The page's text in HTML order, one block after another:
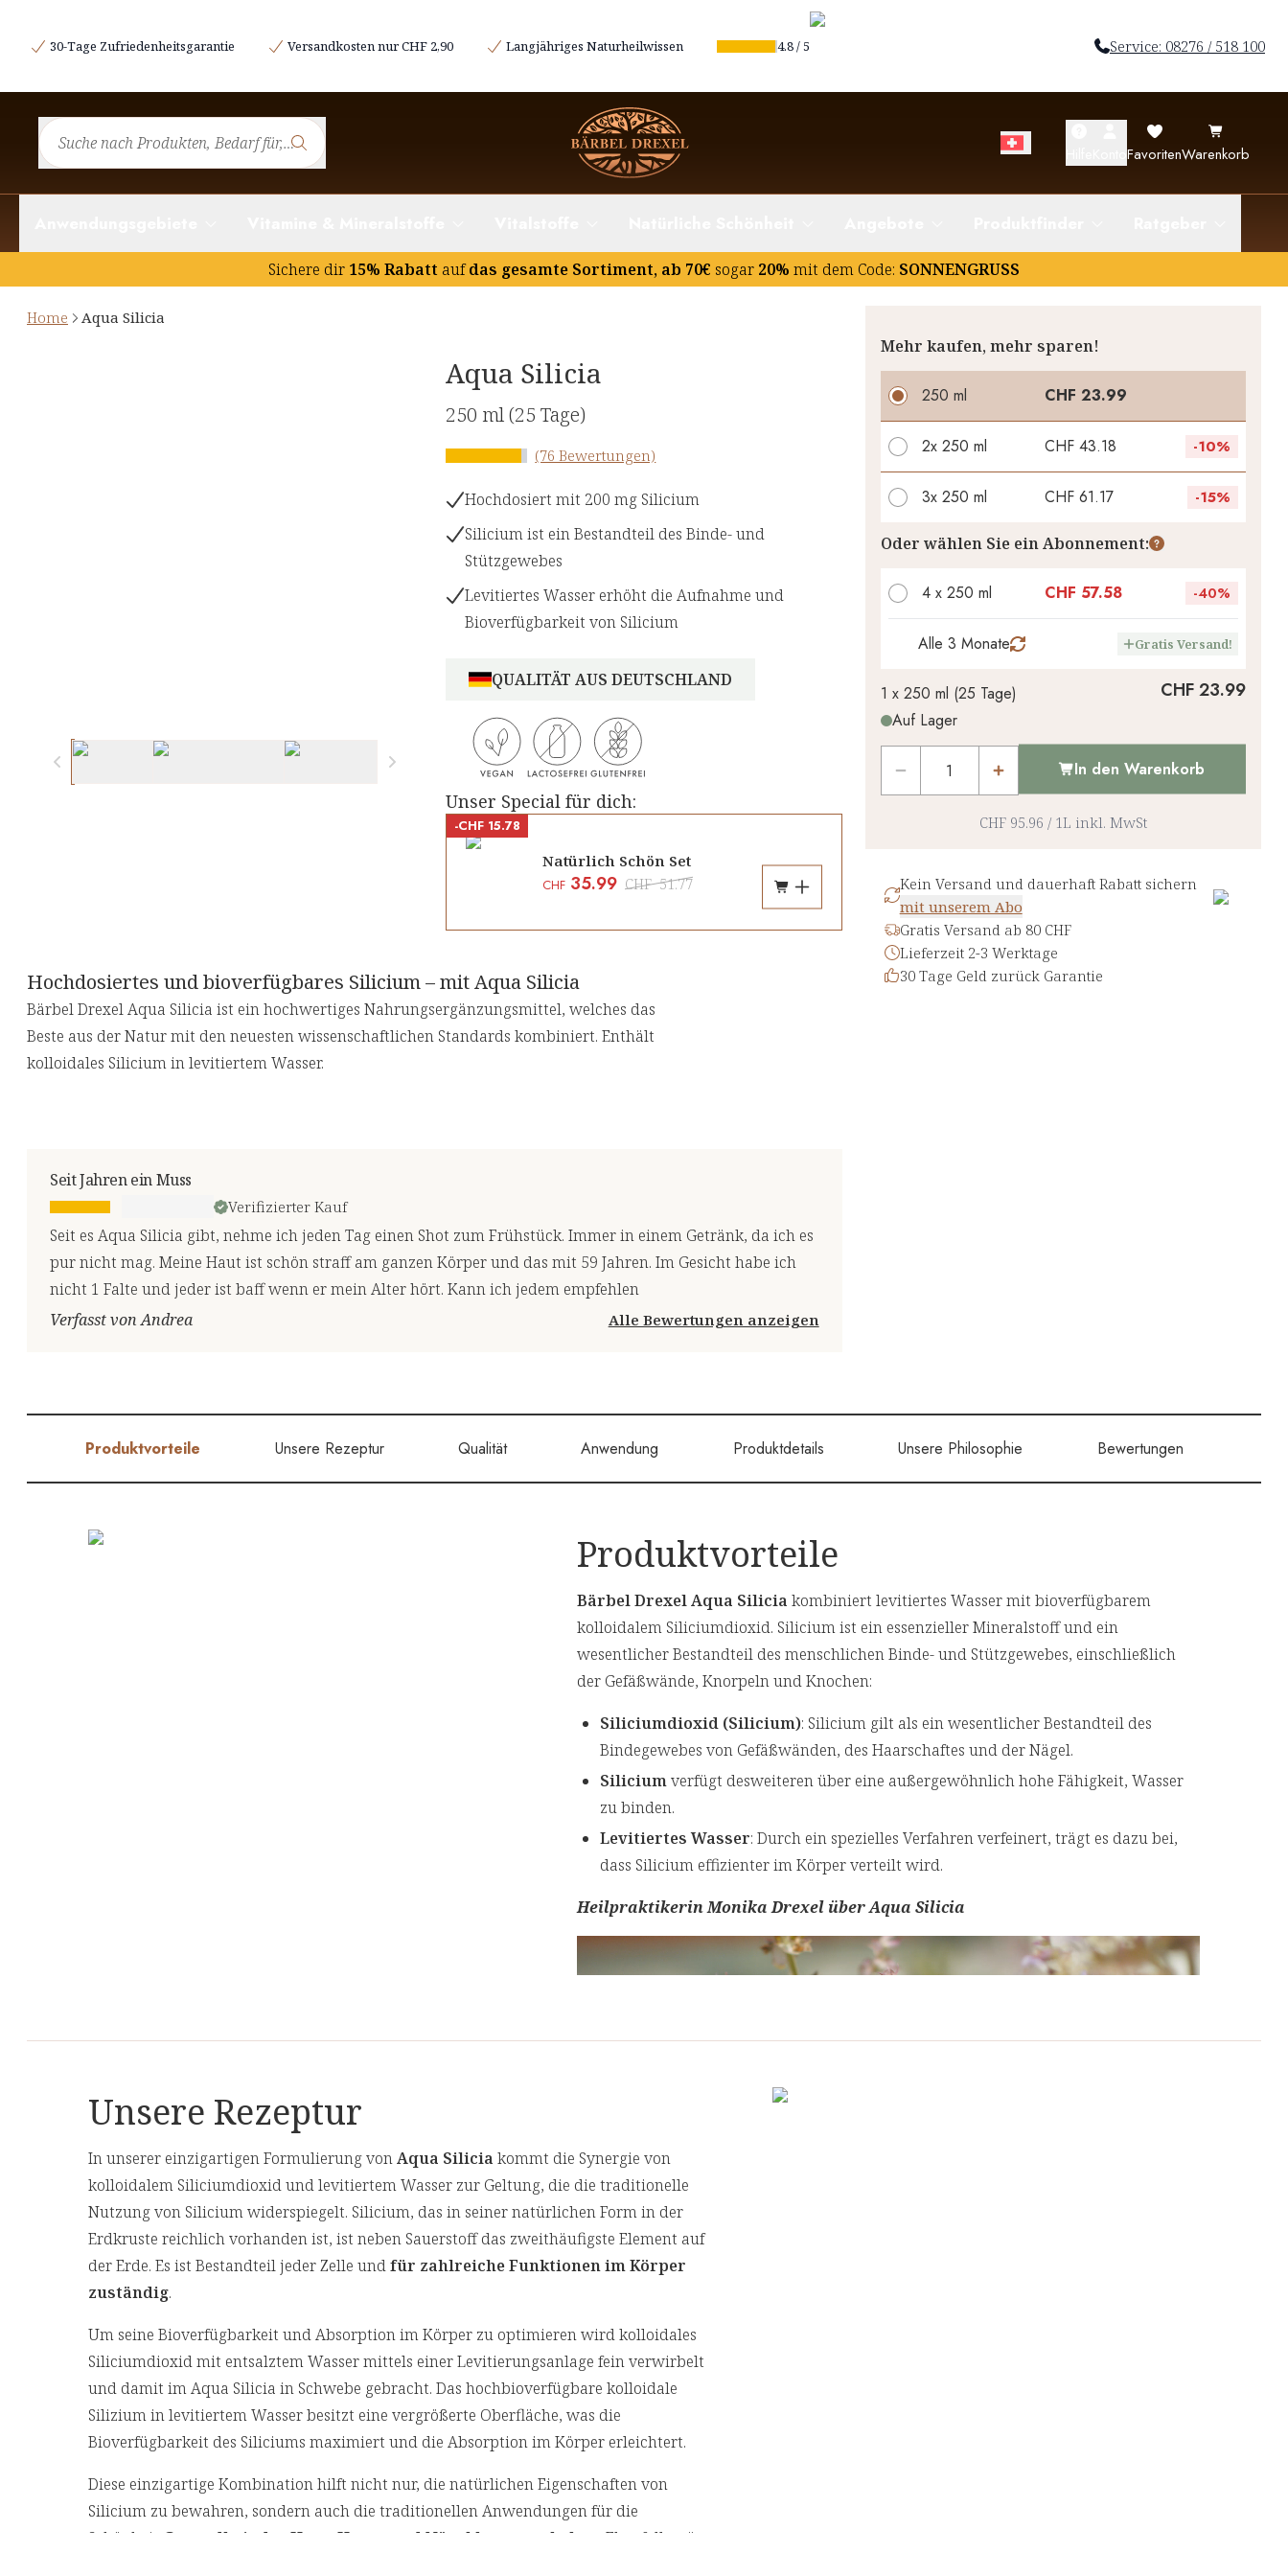
30-Tage Zufriedenheitsgarantie Versandkosten nur CHF 2,90 Langjähriges Naturheilwissen 4.8/5 Service: 08276 / 518 100
FavoritenWarenkorb
Sichere dir 15% Rabatt aufdas gesamte Sortiment, ab 70€ sogar 20% mit dem Code: SONNENGRUSS
Home Aqua Silicia
Aqua Silicia
250 ml(25 Tage)
(76 Bewertungen)
Hochdosiert mit 200 mg Silicium
Silicium ist ein Bestandteil des Binde- und
Stützgewebes
Levitiertes Wasser erhöht die Aufnahme und
Bioverfügbarkeit von Silicium
QUALITÄT AUS DEUTSCHLAND
Unser Special für dich:
-CHF 15.78
Natürlich Schön Set
CHF 35.99 CHF 51.77
Mehr kaufen, mehr sparen!
250 ml CHF 23.99
2x 250 ml CHF 43.18 -10%
3x 250 ml CHF 61.17 -15%
Ihr persönlicher Rabatt
1 CHF 0.00
Oder wählen Sie ein Abonnement:
4 x 250 ml CHF 57.58 -40%
Alle 3 Monate Gratis Versand!
1 x 250 ml (25 Tage)
Auf Lager
CHF 23.99
In den Warenkorb
CHF 95.96 / 1L inkl. MwSt
Kein Versand und dauerhaft Rabatt sichern
mit unserem Abo
Gratis Versand ab 80 CHF
Lieferzeit 2-3 Werktage
30 Tage Geld zurück Garantie
Hochdosiertes und bioverfügbares Silicium – mit Aqua Silicia
Bärbel Drexel Aqua Silicia ist ein hochwertiges Nahrungsergänzungsmittel, welches das
Beste aus der Natur mit den neuesten wissenschaftlichen Standards kombiniert. Enthält
kolloidales Silicium in levitiertem Wasser.
Seit Jahren ein Muss
Verifizierter Kauf
Seit es Aqua Silicia gibt, nehme ich jeden Tag einen Shot zum Frühstück. Immer in einem Getränk, da ich es
pur nicht mag. Meine Haut ist schön straff am ganzen Körper und das mit 59 Jahren. Im Gesicht habe ich
nicht 1 Falte und jeder ist baff wenn er mein Alter hört. Kann ich jedem empfehlen
Verfasst von Andrea
Alle Bewertungen anzeigen
Produktvorteile Unsere Rezeptur Qualität Anwendung Produktdetails Unsere Philosophie Bewertungen
Produktvorteile
Bärbel Drexel Aqua Silicia kombiniert levitiertes Wasser mit bioverfügbarem
kolloidalem Siliciumdioxid. Silicium ist ein essenzieller Mineralstoff und ein
wesentlicher Bestandteil des menschlichen Binde- und Stützgewebes, einschließlich
der Gefäßwände, Knorpeln und Knochen:
Siliciumdioxid (Silicium): Silicium gilt als ein wesentlicher Bestandteil des
Bindegewebes von Gefäßwänden, des Haarschaftes und der Nägel.
Siliciumverfügt desweiteren über eine außergewöhnlich hohe Fähigkeit, Wasser
zu binden.
Levitiertes Wasser: Durch ein spezielles Verfahren verfeinert, trägt es dazu bei,
dass Silicium effizienter im Körper verteilt wird.
Heilpraktikerin Monika Drexel über Aqua Silicia
Unsere Rezeptur
In unserer einzigartigen Formulierung vonAqua Silicia kommt die Synergie von
kolloidalem Siliciumdioxid und levitiertem Wasser zur Geltung, die die traditionelle
Nutzung von Silicium widerspiegelt. Silicium, das in seiner natürlichen Form in der
Erdkruste reichlich vorhanden ist, ist neben Sauerstoff das zweithäufigste Element auf
der Erde. Es ist Bestandteil jeder Zelle undfür zahlreiche Funktionen im Körper
zuständig.
Um seine Bioverfügbarkeit und Absorption im Körper zu optimieren wird kolloidales
Siliciumdioxid mit entsalztem Wasser mittels einer Levitierungsanlage fein verwirbelt
und damit im Aqua Silicia in Schwebe gebracht. Das hochbioverfügbare kolloidale
Silizium in levitiertem Wasser besitzt eine vergrößerte Oberfläche, was die
Bioverfügbarkeit des Siliciums maximiert und die Absorption im Körper erleichtert.
Diese einzigartige Kombination hilft nicht nur, die natürlichen Eigenschaften von
Silicium zu bewahren, sondern auch die traditionellen Anwendungen für die
Schönheit
Gesundheit der Haut, Haare und Nägel hervorzuheben
. Ebenfalls trägt